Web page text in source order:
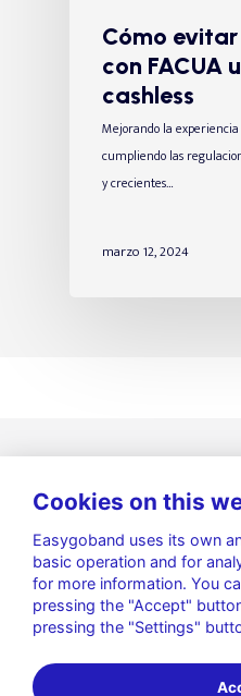
Cómo
con FACUA
cashless
Mejorando la
cumpliendo las
y crecientes…
marzo 12, 2024
Política de privacidad|
Seguridad
Cookies on this
Easygoband uses its own
basic operation and for
for more information. You
pressing the "Accept"
pressing the "Settings"